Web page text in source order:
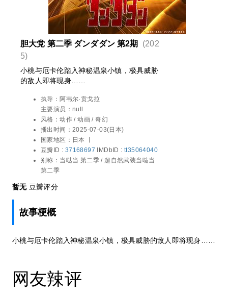
胆大党 第二季 ダンダダン 第2期
(202
5)
小桃与厄卡伦踏入神秘温泉小镇，极具威胁
的敌人即将现身……
执导：阿韦尔·贡戈拉
主要演员： null
风格：动作 / 动画 / 奇幻
播出时间： 2025-07-03(日本)
国家地区： 日本 丨
豆瓣ID : 37168697 IMDbID : tt35064040
别称： 当哒当 第二季 / 超自然武装当哒当
第二季
暂无 豆瓣评分
故事梗概
小桃与厄卡伦踏入神秘温泉小镇，极具威胁的敌人即将现身……
网友辣评